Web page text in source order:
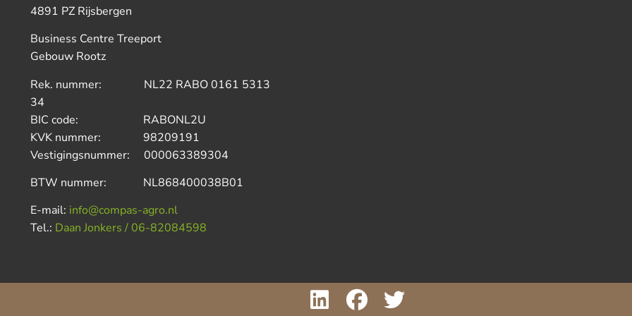
4891 PZ Rijsbergen
Business Centre Treeport
Gebouw Rootz
Rek. nummer: NL22 RABO 0161 5313
34
BIC code: RABONL2U
KVK nummer: 98209191
Vestigingsnummer: 000063389304
BTW nummer: NL868400038B01
E-mail: info@compas-agro.nl
Tel.: Daan Jonkers / 06-82084598